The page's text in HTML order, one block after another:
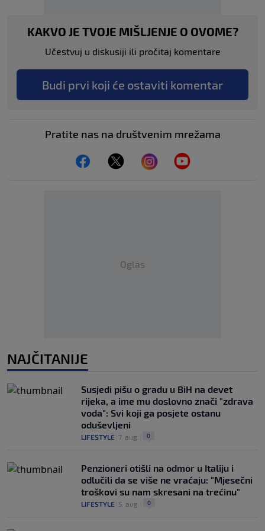
KAKVO JE TVOJE MIŠLJENJE O OVOME?
Učestvuj u diskusiji ili pročitaj komentare
Budi prvi koji će ostaviti komentar
Pratite nas na društvenim mrežama
Oglas
NAJČITANIJE
Susjedi pišu o gradu u BiH na devet
rijeka, a ime mu doslovno znači "zdrava
voda": Svi koji ga posjete ostanu
oduševljeni
LIFESTYLE 7. aug. 0
Penzioneri otišli na odmor u Italiju i
odlučili da se više ne vraćaju: "Mjesečni
troškovi su nam skresani na trećinu"
LIFESTYLE 5. aug. 0